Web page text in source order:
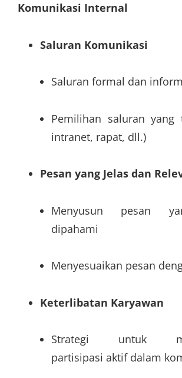
Komunikasi Internal
Saluran Komunikasi
Saluran formal dan
Pemilihan saluran yang
intranet, rapat, dll.)
Pesan yang Jelas dan
Menyusun pesan
dipahami
Menyesuaikan pesan
Keterlibatan Karyawan
Strategi untuk
partisipasi aktif dalam